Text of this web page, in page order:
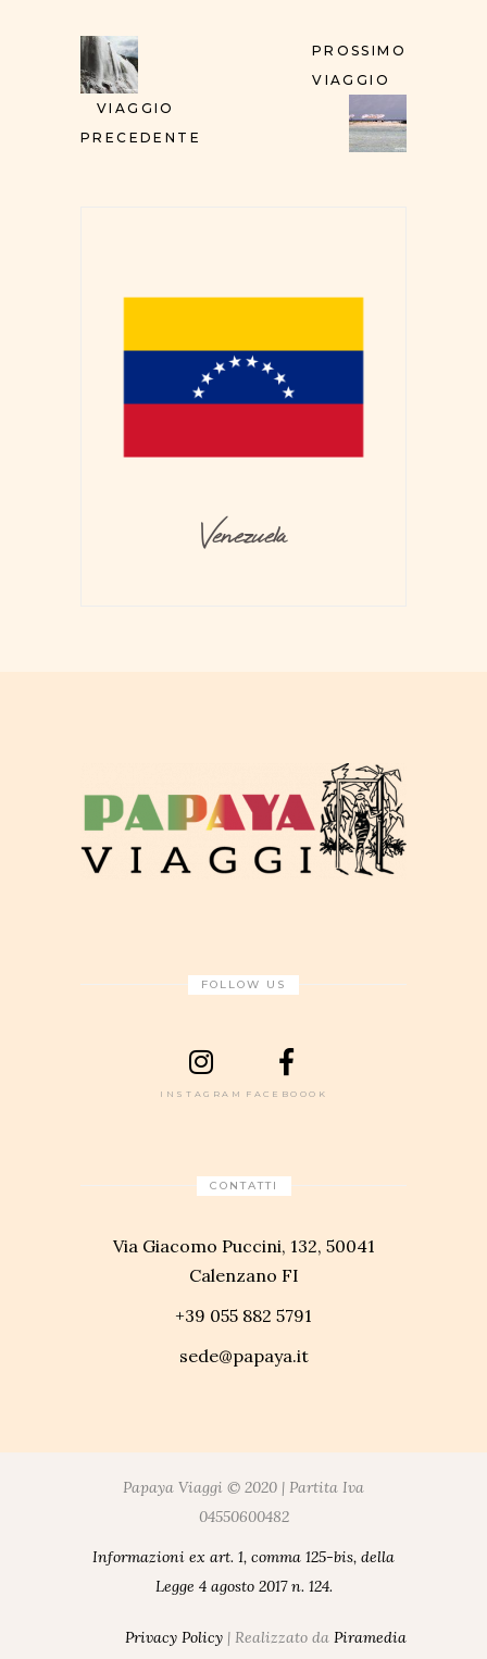
VIAGGIO
PRECEDENTE
PROSSIMO
VIAGGIO
Venezuela
FOLLOW US
INSTAGRAM FACEBOOOK
CONTATTI
Via Giacomo Puccini, 132, 50041
Calenzano FI
+39 055 882 5791
sede@papaya.it
Papaya Viaggi © 2020 | Partita Iva
04550600482
Informazioni ex art. 1, comma 125-bis, della
Legge 4 agosto 2017 n. 124.
Privacy Policy | Realizzato da Piramedia